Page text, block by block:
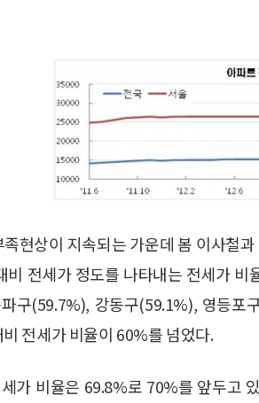
현상이 지속되는 가운데 봄 이사철
비 전세가 정도를 나타내는 전세가
구(59.7%), 강동구(59.1%), 영등포
전세가 비율이 60%를 넘었다.
가 비율은 69.8%로 70%를 앞두고